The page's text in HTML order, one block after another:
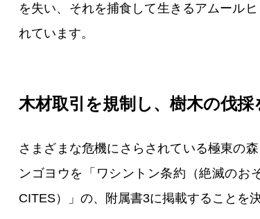
を失い、それを捕食して生きるアムール
れています。
木材取引を規制し、樹木の伐採
さまざまな危機にさらされている極東の
ンゴヨウを「ワシントン条約（絶滅のお
CITES）」の、附属書3に掲載することを